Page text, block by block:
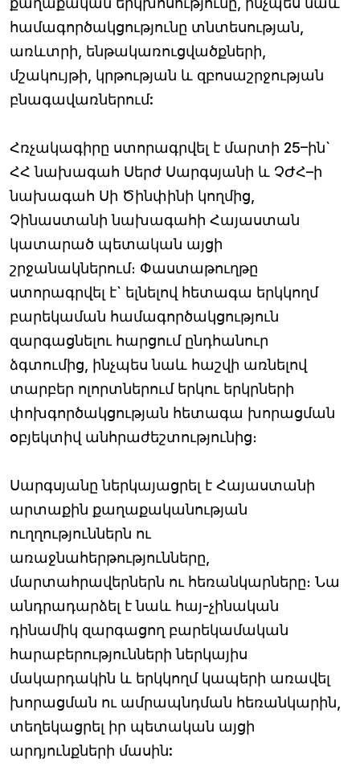
համագործակցությունը տնտեսության,
առևտրի, ենթակառուցվածքների,
մշակույթի, կրթության և զբոսաշրջության
բնագավառներում:
Հռչակագիրը ստորագրվել է մարտի 25–ին`
ՀՀ նախագահ Սերժ Սարգսյանի և ՉԺՀ–ի
նախագահ Սի Ծինփինի կողմից,
Չինաստանի նախագահի Հայաստան
կատարած պետական այցի
շրջանակներում։ Փաստաթուղթը
ստորագրվել է` ելնելով հետագա երկկողմ
բարեկաման համագործակցություն
զարգացնելու հարցում ընդհանուր
ձգտումից, ինչպես նաև հաշվի առնելով
տարբեր ոլորտներում երկու երկրների
փոխգործակցության հետագա խորացման
օբյեկտիվ անհրաժեշտությունից։
Սարգսյանը ներկայացրել է Հայաստանի
արտաքին քաղաքականության
ուղղություններն ու
առաջնահերթությունները,
մարտահրավերներն ու հեռանկարները։ Նա
անդրադարձել է նաև հայ-չինական
դինամիկ զարգացող բարեկամական
հարաբերությունների ներկայիս
մակարդակին և երկկողմ կապերի առավել
խորացման ու ամրապնդման հեռանկարին,
տեղեկացրել իր պետական այցի
արդյունքների մասին: